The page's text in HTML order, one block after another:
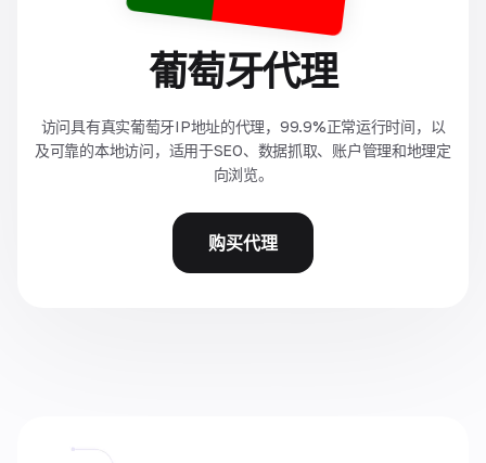
葡萄牙代理
访问具有真实葡萄牙IP地址的代理，99.9%正常运行时间，以
及可靠的本地访问，适用于SEO、数据抓取、账户管理和地理定
向浏览。
购买代理